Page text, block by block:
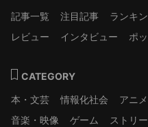
記事一覧
注目記事 ランキ
レビュー
インタビュー ポ
CATEGORY
本・文芸
情報化社会 アニ
音楽・映像
ゲーム ストリ